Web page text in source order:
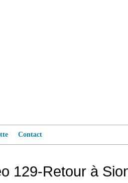
Contact
129-Retour à